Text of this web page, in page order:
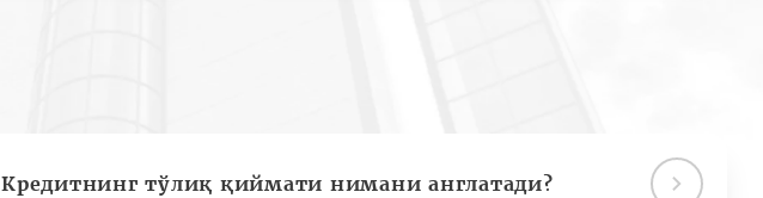
Кредитнинг тўлиқ қиймати нимани англатади?